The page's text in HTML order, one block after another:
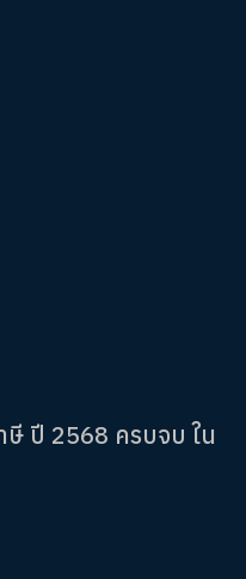
ปี 2568 ครบจบ ใน